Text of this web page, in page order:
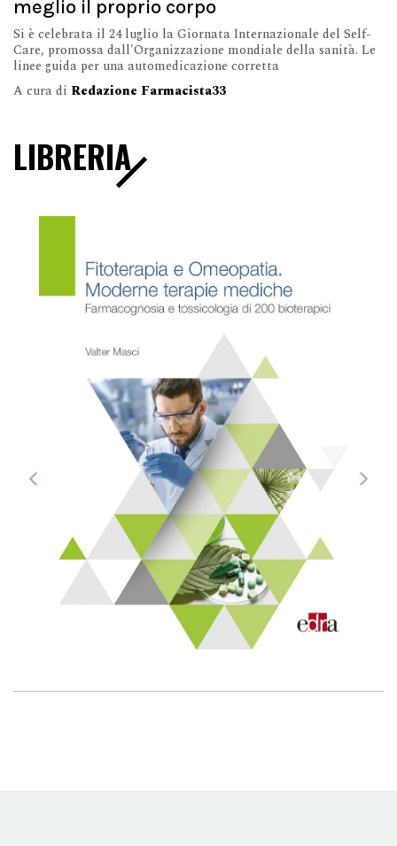
meglio il proprio corpo
Si è celebrata il 24 luglio la Giornata Internazionale del Self-
Care, promossa dall'Organizzazione mondiale della sanità. Le
linee guida per una automedicazione corretta
A cura di Redazione Farmacista33
LIBRERIA